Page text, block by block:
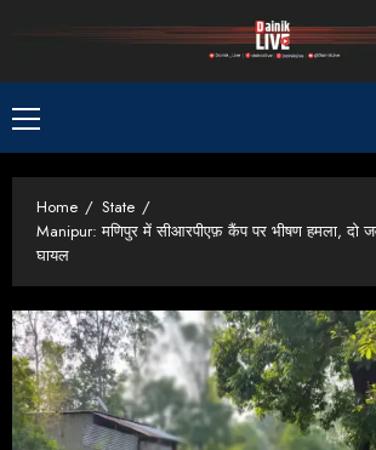
Primary
Menu
Home
State
Manipur: मणिपुर में सीआरपीएफ़ कैंप पर भीषण हमला, दो
घायल